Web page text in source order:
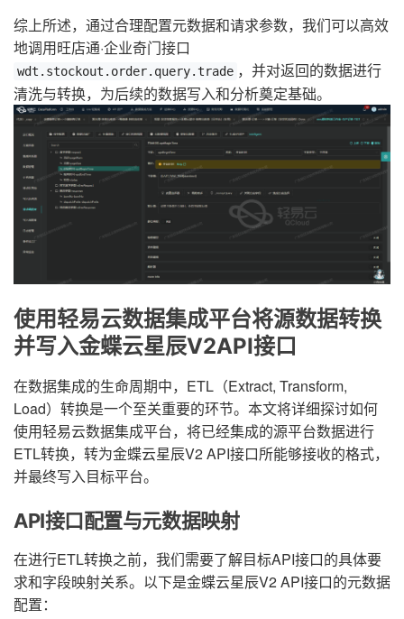
综上所述，通过合理配置元数据和请求参数，我们可以高效
地调用旺店通·企业奇门接口
wdt.stockout.order.query.trade ，并对返回的数据进行
清洗与转换，为后续的数据写入和分析奠定基础。
使用轻易云数据集成平台将源数据转换
并写入金蝶云星辰V2API接口
在数据集成的生命周期中，ETL（Extract, Transform,
Load）转换是一个至关重要的环节。本文将详细探讨如何
使用轻易云数据集成平台，将已经集成的源平台数据进行
ETL转换，转为金蝶云星辰V2 API接口所能够接收的格式，
并最终写入目标平台。
API接口配置与元数据映射
在进行ETL转换之前，我们需要了解目标API接口的具体要
求和字段映射关系。以下是金蝶云星辰V2 API接口的元数据
配置：